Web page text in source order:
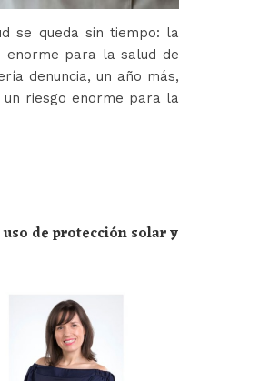
se queda sin tiempo: la
enorme para la salud de
denuncia, un año más,
riesgo enorme para la
de protección solar y